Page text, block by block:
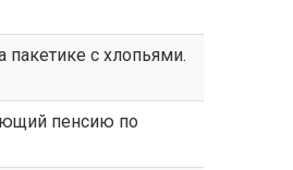
пакетике с хлопьями.
пенсию по